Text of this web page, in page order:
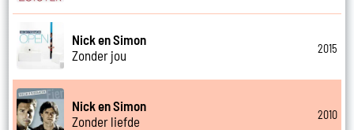
Nick en Simon
Zonder jou
2015
Nick en Simon
Zonder liefde
2010